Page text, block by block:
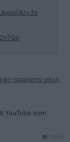
spaniens-ekon
YouTube som
Citera